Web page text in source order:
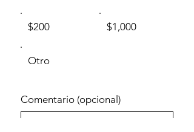
$200 $1,000
Otro
Comentario (opcional)